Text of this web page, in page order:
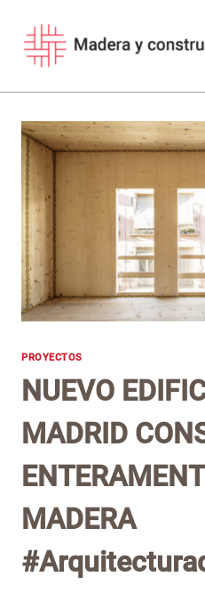
contenido
PROYECTOS
NUEVO
MADRID
MADERA